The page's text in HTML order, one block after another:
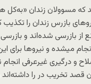
که مسوولان زندان
بازرس زندان را تکذیب
از بازرسی شده‌اند و
می‏شده و نیروها برای
و درگیری غیرعرفی انجام